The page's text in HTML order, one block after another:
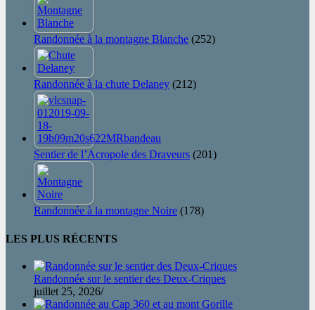
Randonnée à la montagne Blanche (252)
Randonnée à la chute Delaney (212)
Sentier de l’Acropole des Draveurs (201)
Randonnée à la montagne Noire (178)
LES PLUS RÉCENTS
Randonnée sur le sentier des Deux-Criques
juillet 25, 2026/